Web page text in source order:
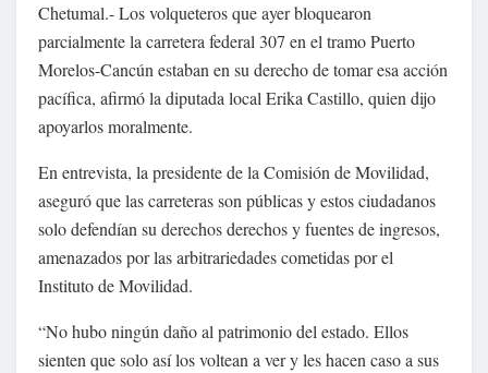
Chetumal.- Los volqueteros que ayer bloquearon
parcialmente la carretera federal 307 en el tramo Puerto
Morelos-Cancún estaban en su derecho de tomar esa acción
pacífica, afirmó la diputada local Erika Castillo, quien dijo
apoyarlos moralmente.
En entrevista, la presidente de la Comisión de Movilidad,
aseguró que las carreteras son públicas y estos ciudadanos
solo defendían su derechos derechos y fuentes de ingresos,
amenazados por las arbitrariedades cometidas por el
Instituto de Movilidad.
“No hubo ningún daño al patrimonio del estado. Ellos
sienten que solo así los voltean a ver y les hacen caso a sus